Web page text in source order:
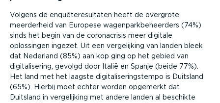
Volgens de enquêteresultaten heeft de overgrote
meerderheid van Europese wagenparkbeheerders (74%)
sinds het begin van de coronacrisis meer digitale
oplossingen ingezet. Uit een vergelijking van landen bleek
dat Nederland (85%) aan kop ging op het gebied van
digitalisering, gevolgd door Italië en Spanje (beide 77%).
Het land met het laagste digitaliseringstempo is Duitsland
(65%). Hierbij moet echter worden opgemerkt dat
Duitsland in vergelijking met andere landen al beschikte